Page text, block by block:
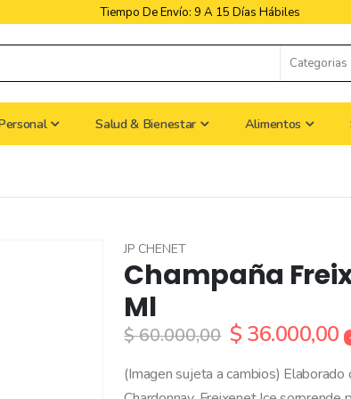
Libres De Iva
Salud & Bienestar Alimentos
Champaña
Ml
JP CHENET
$ 60.000,00 $ 36.000,00
(Imagen sujeta a cambios) Elaborado